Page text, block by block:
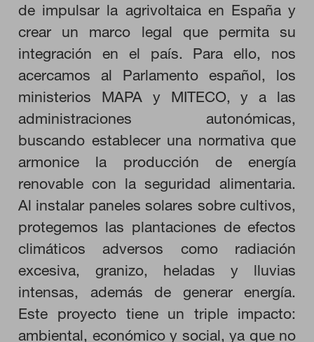
de impulsar la agrivoltaica en España y
crear un marco legal que permita su
integración en el país. Para ello, nos
acercamos al Parlamento español, los
ministerios MAPA y MITECO, y a las
administraciones autonómicas,
buscando establecer una normativa que
armonice la producción de energía
renovable con la seguridad alimentaria.
Al instalar paneles solares sobre cultivos,
protegemos las plantaciones de efectos
climáticos adversos como radiación
excesiva, granizo, heladas y lluvias
intensas, además de generar energía.
Este proyecto tiene un triple impacto:
ambiental, económico y social, ya que no
CONFIGURACIÓN DE COOKIES
RECHAZAR TODO